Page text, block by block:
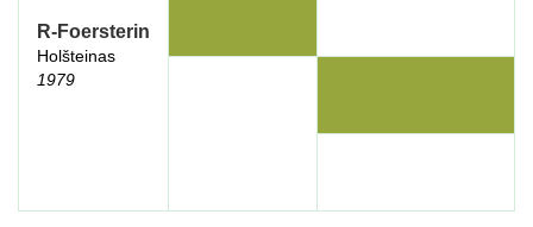
R-Foersterin
Holšteinas
1979